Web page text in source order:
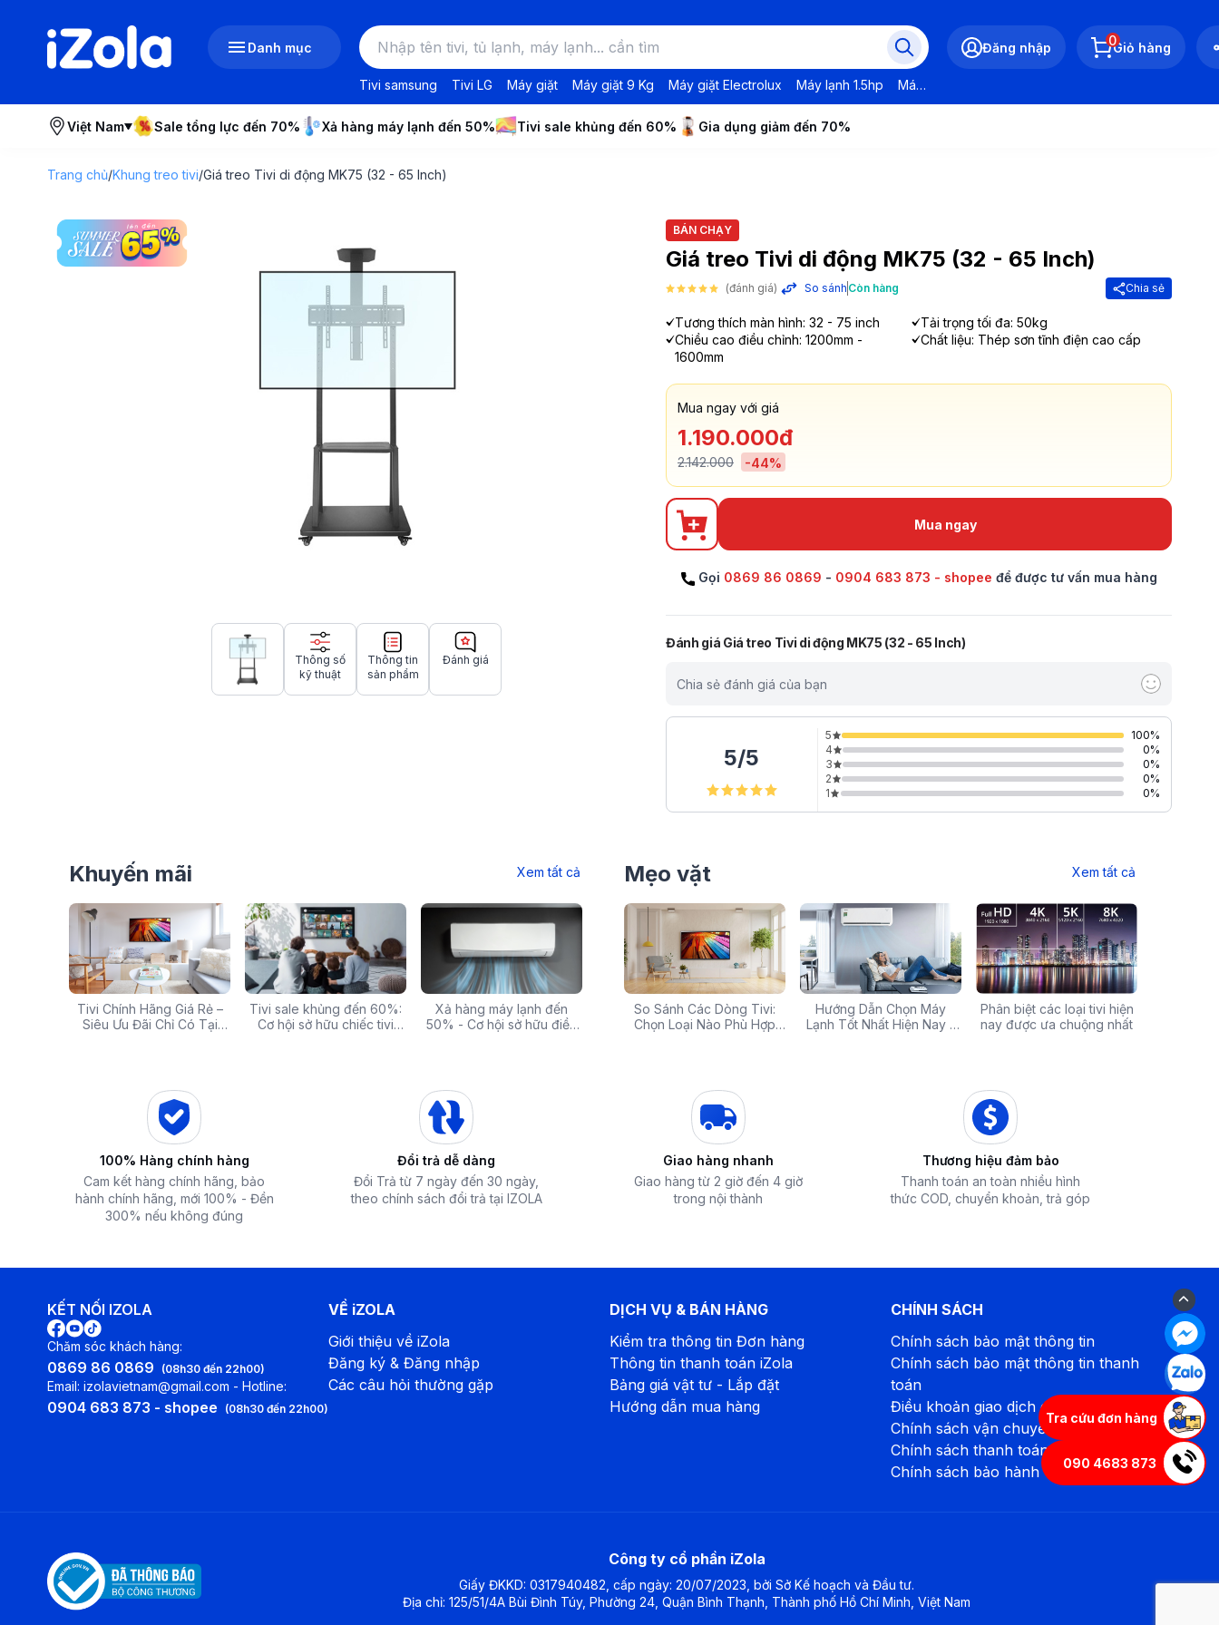
Danh mục
Tivi samsung Tivi LG Máy giặt Máy giặt 9 Kg Máy giặt Electrolux Máy lạnh 1.5hp Máy lạnh LG
Đăng nhập 0Giỏ hàng
Việt Nam Sale tổng lực đến 70% Xả hàng máy lạnh đến 50% Tivi sale khủng đến 60% Gia dụng giảm đến 70%
Tra cứu đơn hàng
090 4683 873
Trang chủ/Khung treo tivi/Giá treo Tivi di động MK75 (32 - 65 Inch)
Thông số
kỹ thuật
Thông tin
sản phẩm
Đánh giá
BÁN CHẠY
Giá treo Tivi di động MK75 (32 - 65 Inch)
(đánh giá) So sánh Còn hàng Chia sẻ
Tương thích màn hình: 32 - 75 inch
Tải trọng tối đa: 50kg
Chiều cao điều chỉnh: 1200mm -
1600mm
Chất liệu: Thép sơn tĩnh điện cao cấp
Mua ngay với giá
1.190.000đ
2.142.000 -44%
Mua ngay
Gọi 0869 86 0869 - 0904 683 873 - shopee để được tư vấn mua hàng
Đánh giá Giá treo Tivi di động MK75 (32 - 65 Inch)
Chia sẻ đánh giá của bạn
5/5
5 100%
4
0%
3
0%
2
0%
1
0%
Khuyến mãi Xem tất cả
Tivi Chính Hãng Giá Rẻ –
Siêu Ưu Đãi Chỉ Có Tại
Tivi sale khủng đến 60%:
Cơ hội sở hữu chiếc tivi
Xả hàng máy lạnh đến
50% - Cơ hội sở hữu điều
Săn Sale Khủng: Hàng
Điện Máy Cao Cấp Giảm
Tivi Chính Hãng Giá Rẻ –
Siêu Ưu Đãi Chỉ Có Tại
Tivi sale khủng đến 60%:
Cơ hội sở hữu chiếc tivi
50% - Cơ hội
Mẹo vặt Xem tất cả
Các mã báo lỗi thường gặp
của bếp từ và lưu ý khi xử
Top 5 tivi 32 inch giá rẻ,
chất lượng và đáng mua
Top 10 máy lọc nước nóng
lạnh tốt nhất đáng mua
So Sánh Các Dòng Tivi:
Chọn Loại Nào Phù Hợp
Hướng Dẫn Chọn Máy
Lạnh Tốt Nhất Hiện Nay –
Phân biệt các loại tivi hiện
nay được ưa chuộng nhất
100% Hàng chính hàng
Cam kết hàng chính hãng, bảo
hành chính hãng, mới 100% - Đền
300% nếu không đúng
Đổi trả dễ dàng
Đổi Trả từ 7 ngày đến 30 ngày,
theo chính sách đổi trả tại IZOLA
Giao hàng nhanh
Giao hàng từ 2 giờ đến 4 giờ
trong nội thành
Thương hiệu đảm bảo
Thanh toán an toàn nhiều hình
thức COD, chuyển khoản, trả góp
KẾT NỐI IZOLA
Chăm sóc khách hàng:
0869 86 0869 (08h30 đến 22h00)
Email: izolavietnam@gmail.com - Hotline:
0904 683 873 - shopee (08h30 đến 22h00)
VỀ iZOLA
Giới thiệu về iZola
Đăng ký & Đăng nhập
Các câu hỏi thường gặp
DỊCH VỤ & BÁN HÀNG
Kiểm tra thông tin Đơn hàng
Thông tin thanh toán iZola
Bảng giá vật tư - Lắp đặt
Hướng dẫn mua hàng
CHÍNH SÁCH
Chính sách bảo mật thông tin
Chính sách bảo mật thông tin thanh
toán
Điều khoản giao dịch chung
Chính sách vận chuyển, giao hàng
Chính sách thanh toán
Chính sách bảo hành
Công ty cổ phần iZola
Giấy ĐKKD: 0317940482, cấp ngày: 20/07/2023, bởi Sở Kế hoạch và Đầu tư.
Địa chỉ: 125/51/4A Bùi Đình Túy, Phường 24, Quận Bình Thạnh, Thành phố Hồ Chí Minh, Việt Nam